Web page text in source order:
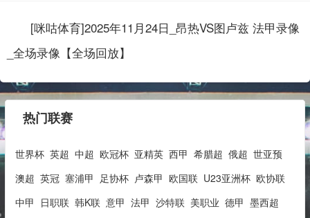
[咪咕体育]2025年11月24日_昂热VS图卢兹 法甲录像
_全场录像【全场回放】
热门联赛
世界杯 英超 中超 欧冠杯 亚精英 西甲 希腊超 俄超 世亚预
澳超 英冠 塞浦甲 足协杯 卢森甲 欧国联 U23亚洲杯 欧协联
中甲 日职联 韩K联 意甲 法甲 沙特联 美职业 德甲 墨西超